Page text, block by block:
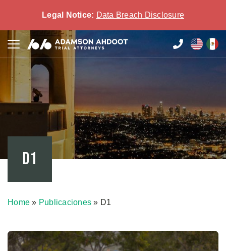
Legal Notice: Data Breach Disclosure
D1
Home » Publicaciones » D1